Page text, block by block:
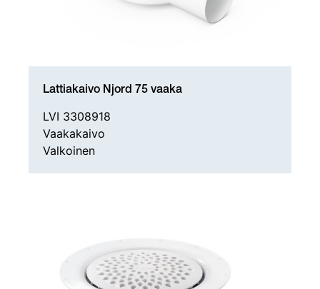
Lattiakaivo Njord 75 vaaka
LVI 3308918
Vaakakaivo
Valkoinen